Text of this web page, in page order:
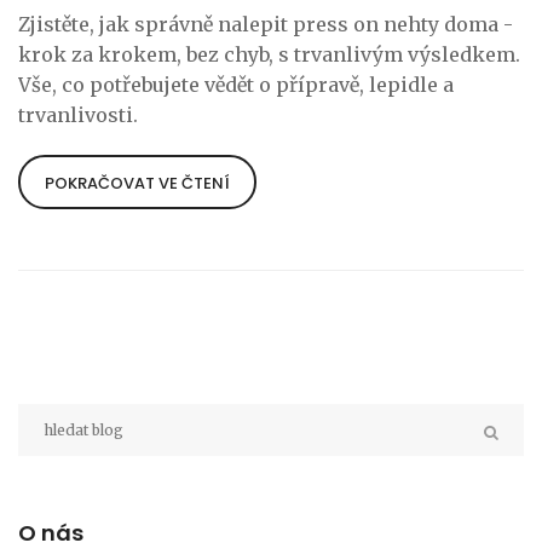
Zjistěte, jak správně nalepit press on nehty doma -
krok za krokem, bez chyb, s trvanlivým výsledkem.
Vše, co potřebujete vědět o přípravě, lepidle a
trvanlivosti.
POKRAČOVAT VE ČTENÍ
O nás